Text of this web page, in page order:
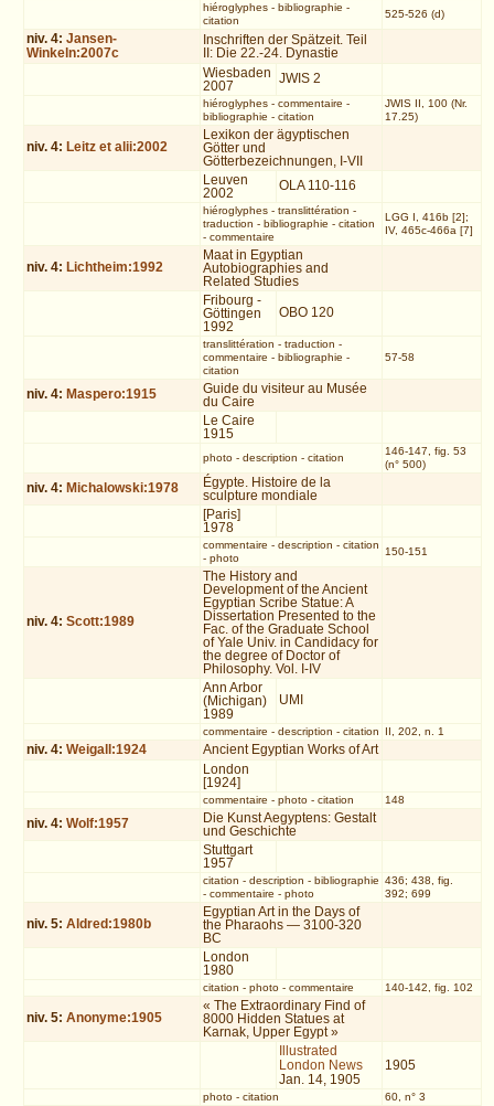
hiéroglyphes- bibliographie -
citation
525-526 (d)
niv. 4:Jansen-
Winkeln:2007c
Inschriften der Spätzeit. Teil
II: Die 22.-24. Dynastie
Wiesbaden
2007
JWIS 2
hiéroglyphes- commentaire -
bibliographie - citation
JWIS II, 100 (Nr.
17.25)
niv. 4: Leitz et alii:2002
Lexikon der ägyptischen
Götter und
Götterbezeichnungen, I-VII
Leuven
2002
OLA 110-116
hiéroglyphes- translittération -
traduction - bibliographie - citation
- commentaire
LGG I, 416b [2];
IV, 465c-466a [7]
niv. 4: Lichtheim:1992
Maat in Egyptian
Autobiographies and
Related Studies
Fribourg -
Göttingen
1992
OBO 120
translittération - traduction -
commentaire - bibliographie -
citation
57-58
niv. 4: Maspero:1915
Guide du visiteur au Musée
du Caire
Le Caire
1915
photo- description - citation
146-147, fig. 53
(n° 500)
niv. 4: Michalowski:1978
Égypte. Histoire de la
sculpture mondiale
[Paris]
1978
commentaire - description - citation
- photo
150-151
niv. 4:Scott:1989
The History and
Development of the Ancient
Egyptian Scribe Statue: A
Dissertation Presented to the
Fac. of the Graduate School
of Yale Univ. in Candidacy for
the degree of Doctor of
Philosophy. Vol. I-IV
Ann Arbor
(Michigan)
1989
UMI
commentaire - description - citation II, 202, n. 1
niv. 4:Weigall:1924
Ancient Egyptian Works of Art
London
[1924]
commentaire - photo- citation 148
niv. 4:Wolf:1957
Die Kunst Aegyptens: Gestalt
und Geschichte
Stuttgart
1957
citation - description - bibliographie
- commentaire - photo
436; 438, fig.
392; 699
niv. 5:Aldred:1980b
Egyptian Art in the Days of
the Pharaohs — 3100-320
BC
London
1980
citation - photo- commentaire 140-142, fig. 102
niv. 5:Anonyme:1905
« The Extraordinary Find of
8000 Hidden Statues at
Karnak, Upper Egypt »
Illustrated
London News
Jan. 14, 1905
1905
photo- citation 60, n° 3